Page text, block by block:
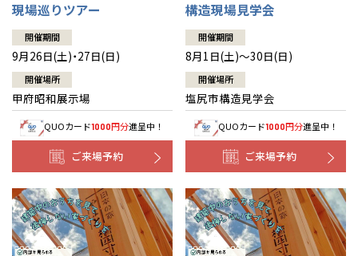
現場巡りツアー
開催期間
9月26日(土)・27日(日)
開催場所
甲府昭和展示場
QUOカード1000円分進呈中！
ご来場予約
構造現場見学会
開催期間
8月1日(土)～30日(日)
開催場所
塩尻市構造見学会
QUOカード1000円分進呈中！
ご来場予約